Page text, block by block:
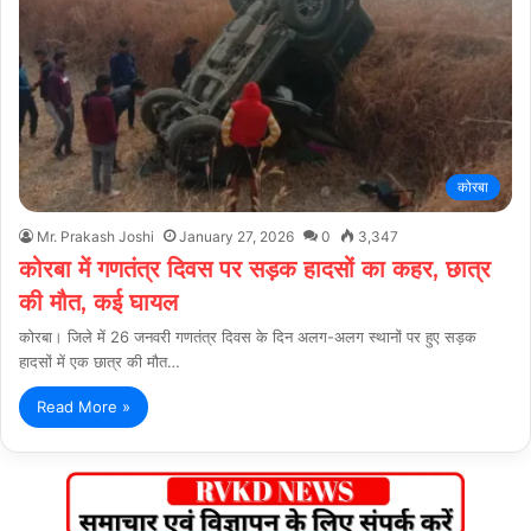
कोरबा
Mr. Prakash Joshi January 27, 2026 0 3,347
कोरबा में गणतंत्र दिवस पर सड़क हादसों का कहर, छात्र
की मौत, कई घायल
कोरबा। जिले में 26 जनवरी गणतंत्र दिवस के दिन अलग-अलग स्थानों पर हुए सड़क
हादसों में एक छात्र की मौत…
Read More »